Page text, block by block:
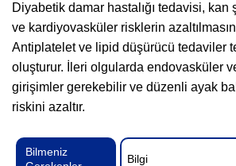
Diyabetik damar hastalığı tedavisi,
ve kardiyovasküler risklerin
Antiplatelet ve lipid düşürücü tedaviler
oluşturur. İleri olgularda endovasküler
girişimler gerekebilir ve düzenli ayak
riskini azaltır.
Bilmeniz
Bilgi